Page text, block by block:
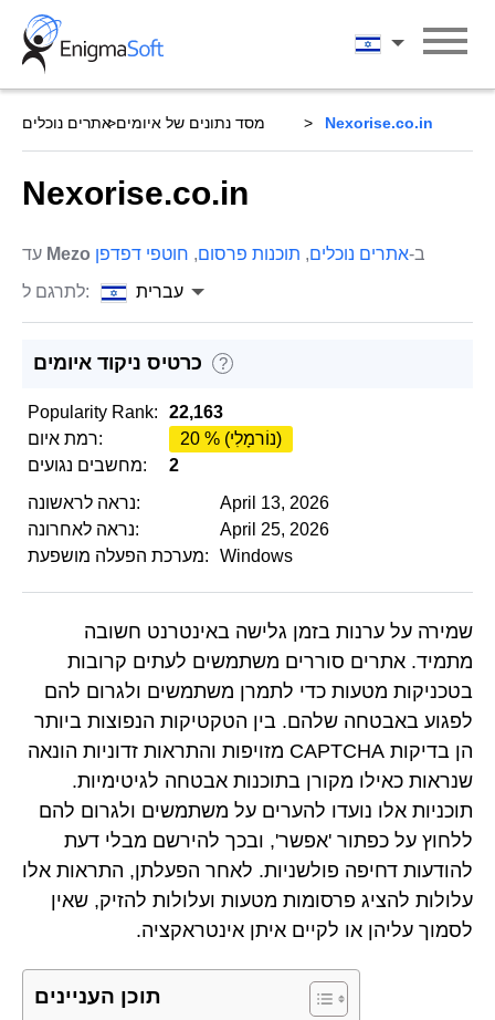
Skip
content
עברית
מסד נתונים של איומים אתרים נוכלים Nexorise.co.in
Nexorise.co.in
Mezo ב-אתרים נוכלים, תוכנות פרסום, חוטפי דפדפן
לתרגם ל:
עברית
כרטיס ניקוד איומים ?
Popularity Rank:
22,163
רמת איום:
20 % (נוֹרמָלִי)
מחשבים נגועים:
2
נראה לראשונה:
April 13, 2026
נראה לאחרונה:
April 25, 2026
מערכת הפעלה מושפעת:
Windows
שמירה על ערנות בזמן גלישה באינטרנט חשובה
מתמיד. אתרים סוררים משתמשים לעתים קרובות
בטכניקות מטעות כדי לתמרן משתמשים ולגרום להם
לפגוע באבטחה שלהם. בין הטקטיקות הנפוצות ביותר
הן בדיקות CAPTCHA מזויפות והתראות זדוניות הונאה
שנראות כאילו מקורן בתוכנות אבטחה לגיטימיות.
תוכניות אלו נועדו להערים על משתמשים ולגרום להם
ללחוץ על כפתור 'אפשר', ובכך להירשם מבלי דעת
להודעות דחיפה פולשניות. לאחר הפעלתן, התראות אלו
עלולות להציג פרסומות מטעות ועלולות להזיק, שאין
לסמוך עליהן או לקיים איתן אינטראקציה.
תוכן העניינים